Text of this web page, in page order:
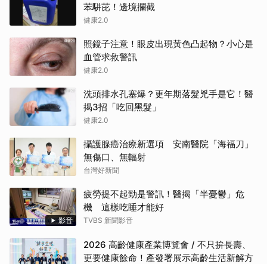
苯駢芘！邊境攔截
健康2.0
照鏡子注意！眼皮出現黃色凸起物？小心是
血管求救警訊
健康2.0
洗頭排水孔塞爆？更年期落髮兇手是它！醫
揭3招「吃回黑髮」
健康2.0
攝護腺癌治療新選項 安南醫院「海福刀」
無傷口、無輻射
台灣好新聞
影音
疲勞提不起勁是警訊！醫揭「半憂鬱」危
機 這樣吃睡才能好
TVBS 新聞影音
2026 高齡健康產業博覽會 / 不只拚長壽、
更要健康餘命！產發署展示高齡生活新解方